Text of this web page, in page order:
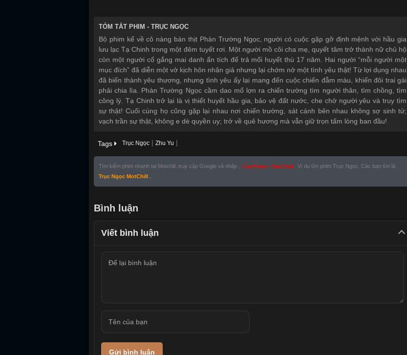
TÓM TẮT PHIM - TRỤC NGỌC
Bộ phim kể về cô nàng bán thịt Phàn Trường Ngọc, người có cuộc gặp gỡ định mệnh với hầu gia
lưu lạc Tạ Chinh trong một đêm tuyết rơi. Một người mồ côi cha mẹ, quyết tâm trở thành nữ chủ hộ
còn một người cố gắng mai danh ẩn tích để trả mối huyết thù 17 năm. Hai người “mỗi người một
mục đích” đã diễn một vở kịch hôn nhân giả nhưng lại chớm nở một tình yêu thật! Từ lợi dụng nhau
đã biến thành yêu thương, nhưng tình yêu ấy lại mang đến cuộc chiến đẫm máu, khiến đôi trai gái
phải chia lìa. Phàn Trường Ngọc cầm dao mổ lợn ra chiến trường tìm người thân, tìm chồng, tìm
công lý. Tạ Chinh trở lại là vị thiết huyết hầu gia, bảo vệ đất nước, che chở người yêu và truy tìm
sự thật! Cuối cùng họ cũng gặp lại nhau nơi chiến trường, sát cánh bên nhau không sợ sinh tử;
vạch trần sự thật, không e dè quyền uy; trở về quê hương mà vẫn giữ trọn tấm lòng ban đầu!
Tags Trục Ngọc | Zhu Yu |
Tìm kiếm phim nhanh tại Motchill, truy cập Google và nhập , Tên Phim + MotChill
. Ví dụ tìm phim Trục Ngọc, Các bạn tìm là
Trục Ngọc MotChill .
Bình luận
Viết bình luận
Gửi bình luận